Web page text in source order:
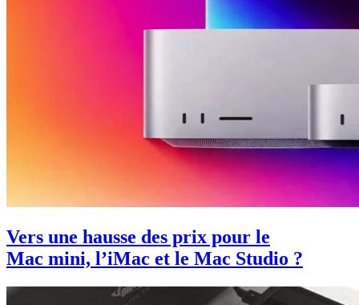
Vers une hausse des prix pour le
Mac mini, l’iMac et le Mac Studio ?